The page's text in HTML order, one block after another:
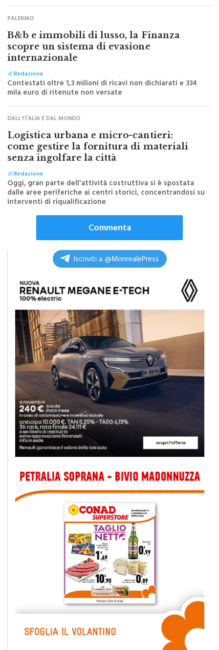
Altre notizie su monrealepress
PALERMO
B&b e immobili di lusso, la Finanza
scopre un sistema di evasione
internazionale
diRedazione
Contestati oltre 1,3 milioni di ricavi non dichiarati e 334
mila euro di ritenute non versate
DALL'ITALIA E DAL MONDO
Logistica urbana e micro-cantieri:
come gestire la fornitura di materiali
senza ingolfare la città
diRedazione
Oggi, gran parte dell'attività costruttiva si è spostata
dalle aree periferiche ai centri storici, concentrandosi su
interventi di riqualificazione
Commenta